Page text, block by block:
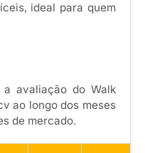
ideal para quem
avaliação do Walk
ao longo dos meses
de mercado.